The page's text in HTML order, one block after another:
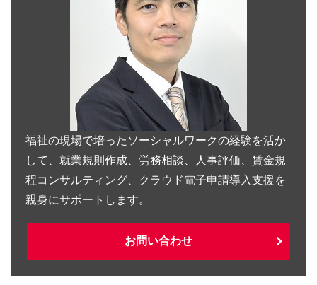
福祉の現場で培ったソーシャルワークの経験を活か
して、就業規則作成、労務相談、人事評価、賃金規
程コンサルティング、クラウド電子申請導入支援を
親身にサポートします。
お問い合わせ